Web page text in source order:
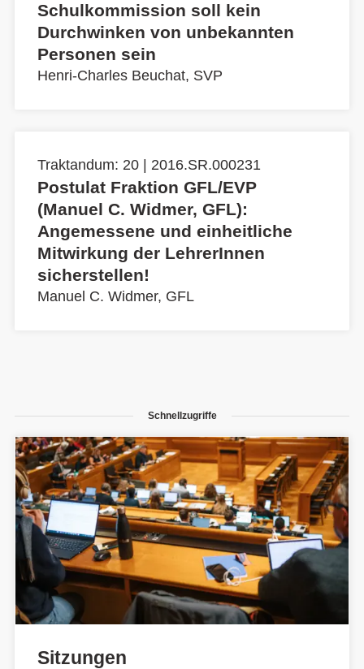
Schulkommission soll kein
Durchwinken von unbekannten
Personen sein
Henri-Charles Beuchat, SVP
Traktandum: 20 | 2016.SR.000231
Postulat Fraktion GFL/EVP
(Manuel C. Widmer, GFL):
Angemessene und einheitliche
Mitwirkung der LehrerInnen
sicherstellen!
Manuel C. Widmer, GFL
Schnellzugriffe
Sitzungen